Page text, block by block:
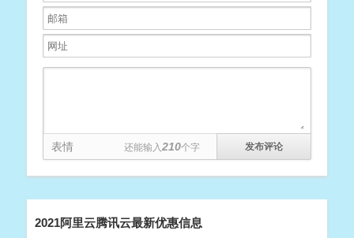
表情 还能输入210个字
2021阿里云腾讯云最新优惠信息